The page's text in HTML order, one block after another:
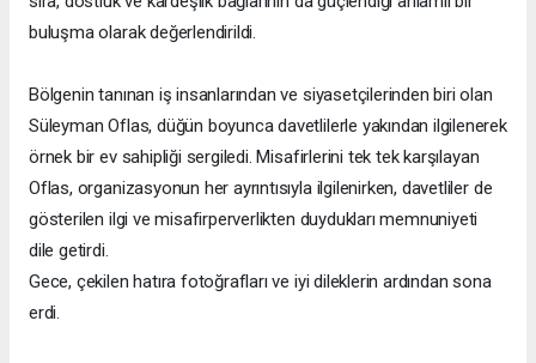
buluşma olarak değerlendirildi.
Bölgenin tanınan iş insanlarından ve siyasetçilerinden biri olan
Süleyman Oflas, düğün boyunca davetlilerle yakından ilgilenerek
örnek bir ev sahipliği sergiledi. Misafirlerini tek tek karşılayan
Oflas, organizasyonun her ayrıntısıyla ilgilenirken, davetliler de
gösterilen ilgi ve misafirperverlikten duydukları memnuniyeti
dile getirdi.
Gece, çekilen hatıra fotoğrafları ve iyi dileklerin ardından sona
erdi.